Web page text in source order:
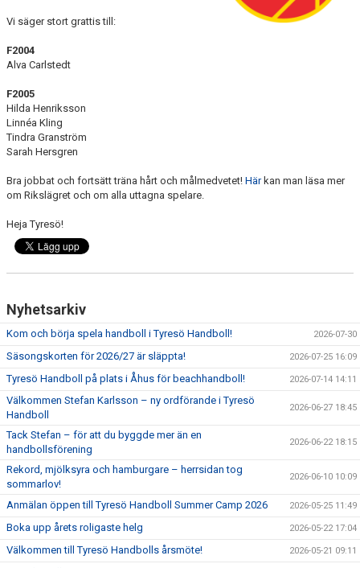
Vi säger stort grattis till:
F2004
Alva Carlstedt
F2005
Hilda Henriksson
Linnéa Kling
Tindra Granström
Sarah Hersgren
Bra jobbat och fortsätt träna hårt och målmedvetet! Härkan man läsa mer
om Rikslägret och om alla uttagna spelare.
Heja Tyresö!
Nyhetsarkiv
Kom och börja spela handboll i Tyresö Handboll! 2026-07-30
Säsongskorten för 2026/27 är släppta! 2026-07-25 16:09
Tyresö Handboll på plats i Åhus för beachhandboll! 2026-07-14 14:11
Välkommen Stefan Karlsson – ny ordförande i Tyresö
Handboll
2026-06-27 18:45
Tack Stefan – för att du byggde mer än en
handbollsförening
2026-06-22 18:15
Rekord, mjölksyra och hamburgare – herrsidan tog
sommarlov!
2026-06-10 10:09
Anmälan öppen till Tyresö Handboll Summer Camp 2026 2026-05-25 11:49
Boka upp årets roligaste helg 2026-05-22 17:04
Välkommen till Tyresö Handbolls årsmöte! 2026-05-21 09:11